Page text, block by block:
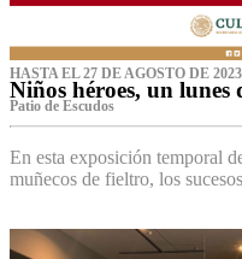
HASTA EL 27 DE AGOSTO DE
Niños héroes, un lunes
Patio de Escudos
En esta exposición temporal
muñecos de fieltro, los